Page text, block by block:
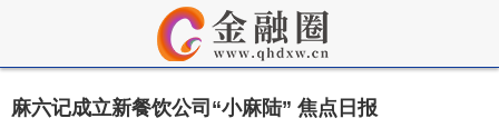
麻六记成立新餐饮公司“小麻陆” 焦点日报